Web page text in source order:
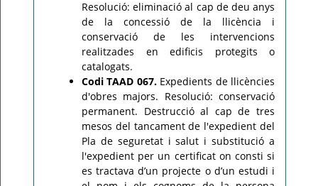
Resolució: eliminació al cap de deu anys
de la concessió de la llicència i
conservació de les intervencions
realitzades en edificis protegits o
catalogats.
Codi TAAD 067.Expedients de llicències
d'obres majors. Resolució: conservació
permanent. Destrucció al cap de tres
mesos del tancament de l'expedient del
Pla de seguretat i salut i substitució a
l'expedient per un certificat on consti si
es tractava d’un projecte o d’un estudi i